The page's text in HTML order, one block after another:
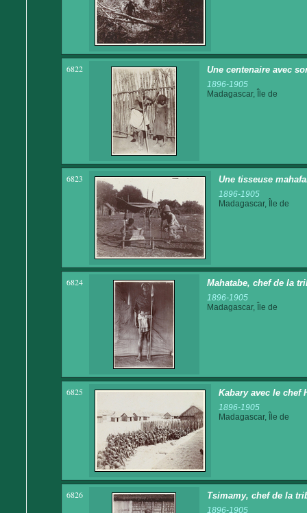
6822 Une centenaire avec
1896-1905
Madagascar, Île de
6823 Une tisseuse
1896-1905
Madagascar, Île de
6824 Mahatabe, chef de la
1896-1905
Madagascar, Île de
6825 Kabary avec le chef
1896-1905
Madagascar, Île de
6826 Tsimamy, chef de la
1896-1905